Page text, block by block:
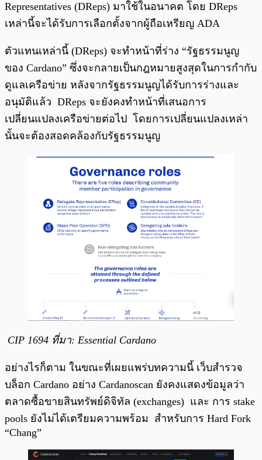
Representatives (DReps) มาใช้ในอนาคต โดย DReps
เหล่านี้จะได้รับการเลือกตั้งจากผู้ถือเหรียญ ADA
ตัวแทนเหล่านี้ (DReps) จะทำหน้าที่ร่าง “รัฐธรรมนูญ
ของ Cardano” ซึ่งจะกลายเป็นกฎหมายสูงสุดในการกำกับ
ดูแลเครือข่าย หลังจากรัฐธรรมนูญได้รับการร่างและ
อนุมัติแล้ว DReps จะยังคงทำหน้าที่เสนอการ
เปลี่ยนแปลงเครือข่ายต่อไป โดยการเปลี่ยนแปลงเหล่า
นั้นจะต้องสอดคล้องกับรัฐธรรมนูญ
CIP 1694 ที่มา: Essential Cardano
อย่างไรก็ตาม ในขณะที่เผยแพร่บทความนี้ เว็บสำรวจ
บล็อก Cardano อย่าง Cardanoscan ยังคงแสดงข้อมูลว่า
ตลาดซื้อขายสินทรัพย์ดิจิทัล (exchanges) และ การ stake
pools ยังไม่ได้เตรียมความพร้อม สำหรับการ Hard Fork
“Chang”